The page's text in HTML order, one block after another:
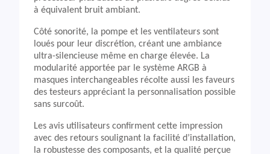
à équivalent bruit ambiant.
Côté sonorité, la pompe et les ventilateurs sont
loués pour leur discrétion, créant une ambiance
ultra-silencieuse même en charge élevée. La
modularité apportée par le système ARGB à
masques interchangeables récolte aussi les faveurs
des testeurs appréciant la personnalisation possible
sans surcoût.
Les avis utilisateurs confirment cette impression
avec des retours soulignant la facilité d’installation,
la robustesse des composants, et la qualité perçue